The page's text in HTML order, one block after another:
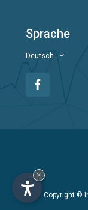
Sprache
Deutsch
Copyright ©
×